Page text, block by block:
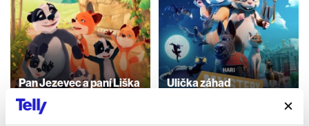
Pan Jezevec a paní Liška
2016 | Francie | 12 min
Seriály / Rodinný / Animovaný
Ulička záhad
Seriály / Rodinný / Animovaný